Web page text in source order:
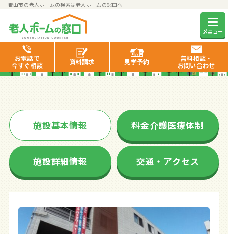
郡山市の老人ホームの検索は老人ホームの窓口へ
メニュー
お電話で
今すぐ相談
資料請求 見学予約
無料相談・
お問い合わせ
家族の家ひまわり細沼
施設基本情報 料金介護医療体制
施設詳細情報 交通・アクセス